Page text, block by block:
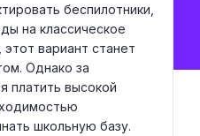
беспилотники,
на классическое
вариант станет
Однако за
платить высокой
школьную базу.